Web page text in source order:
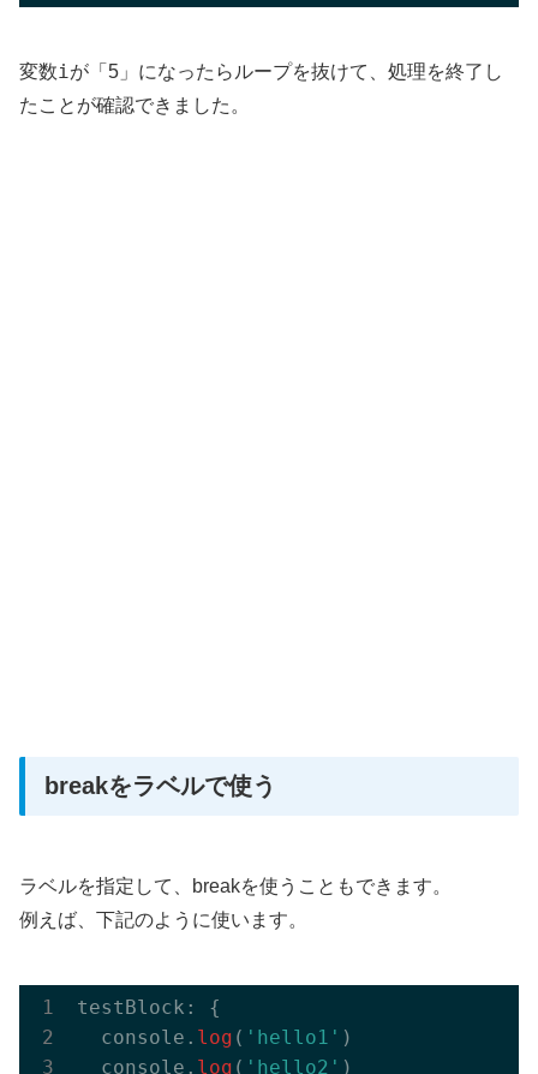
変数iが「5」になったらループを抜けて、処理を終了し
たことが確認できました。
breakをラベルで使う
ラベルを指定して、breakを使うこともできます。
例えば、下記のように使います。
testBlock: {
  console.
log ( 'hello1' )
  console.
log ( 'hello2' )